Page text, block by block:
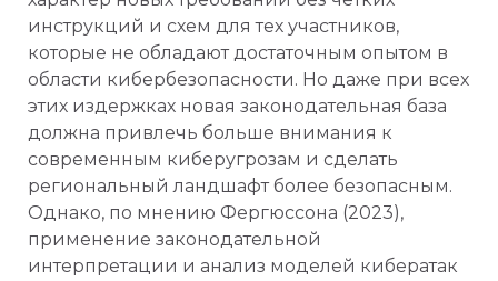
инструкций и схем для тех участников,
которые не обладают достаточным опытом в
области кибербезопасности. Но даже при всех
этих издержках новая законодательная база
должна привлечь больше внимания к
современным киберугрозам и сделать
региональный ландшафт более безопасным.
Однако, по мнению Фергюссона (2023),
применение законодательной
интерпретации и анализ моделей кибератак